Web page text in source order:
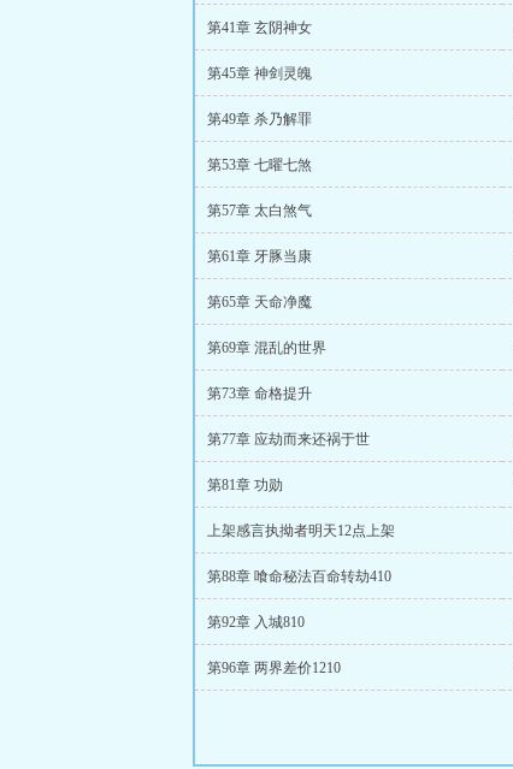
第41章 玄阴神女
第45章 神剑灵魄
第49章 杀乃解罪
第53章 七曜七煞
第57章 太白煞气
第61章 牙豚当康
第65章 天命净魔
第69章 混乱的世界
第73章 命格提升
第77章 应劫而来还祸于世
第81章 功勋
上架感言执拗者明天12点上架
第88章 喰命秘法百命转劫410
第92章 入城810
第96章 两界差价1210